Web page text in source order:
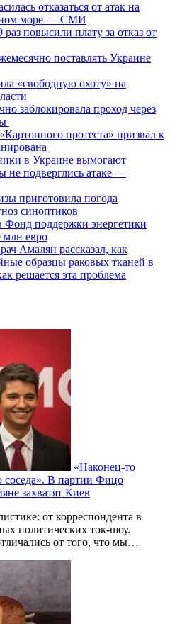
отказаться от атак на
море — СМИ
раз повысили плату за отказ от
поставлять Украине
«свободную охоту» на
заблокировала проход через
протеста» призвал к
в Украине вымогают
не подверглись атаке —
приготовила погода
синоптиков
поддержки энергетики
млн евро
Амалян рассказал, как
образцы раковых тканей в
решается эта проблема
«Наконец-то
соседа». В партии Фицо
захватят Киев
от корреспондента в
политических ток-шоу.
от того, что мы…